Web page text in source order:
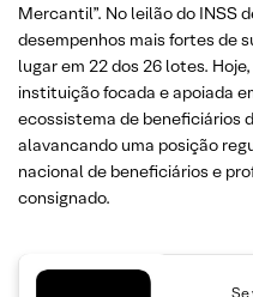
Mercantil”. No leilão do INSS
desempenhos mais fortes de
lugar em 22 dos 26 lotes.
instituição focada e apoiada
ecossistema de beneficiários
alavancando uma posição
nacional de beneficiários e
consignado.
Se